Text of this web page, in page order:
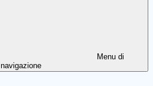
Menu di
navigazione